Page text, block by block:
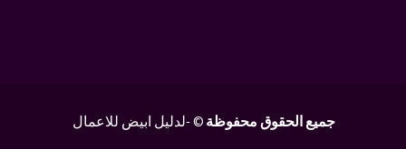
جميع الحقوق محفوظة© -لدليل ابيض للاعمال